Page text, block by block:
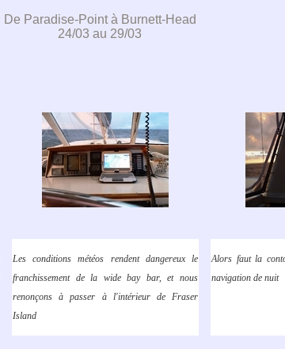
De Paradise-Point à Burnett-Head
24/03 au 29/03
Les conditions météos rendent dangereux le
franchissement de la wide bay bar, et nous
renonçons à passer à l'intérieur de Fraser
Island
Alors faut la
navigation de nuit